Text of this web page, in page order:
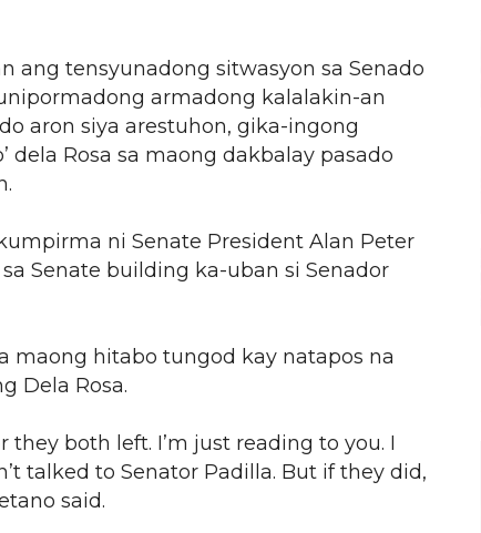
ang tensyunadong sitwasyon sa Senado
armadong kalalakin-an
aron siya arestuhon, gika-ingong
dela Rosa sa maong dakbalay pasado
ni Senate President Alan Peter
Senate building ka-uban si Senador
maong hitabo tungod kay natapos na
Dela Rosa.
they both left. I’m just reading to you. I
talked to Senator Padilla. But if they did,
said.